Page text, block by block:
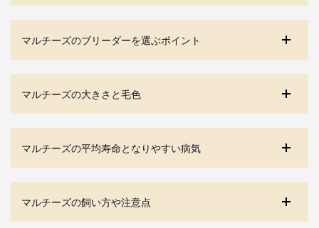
マルチーズのブリーダーを選ぶポイント
マルチーズの大きさと毛色
マルチーズの平均寿命となりやすい病気
マルチーズの飼い方や注意点